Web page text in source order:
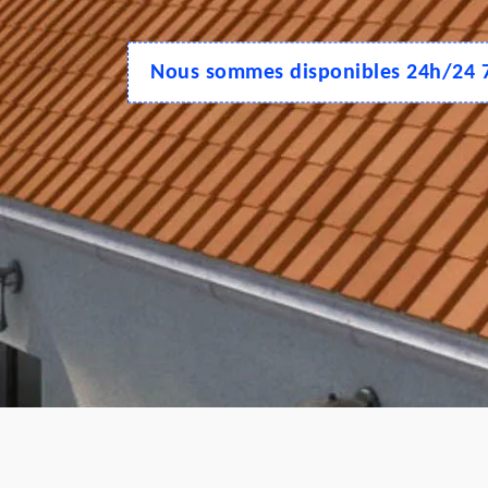
Nous sommes disponibles 24h/24